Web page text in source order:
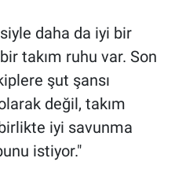
daha da iyi bir
takım ruhu var. Son
şut şansı
değil, takım
iyi savunma
istiyor."